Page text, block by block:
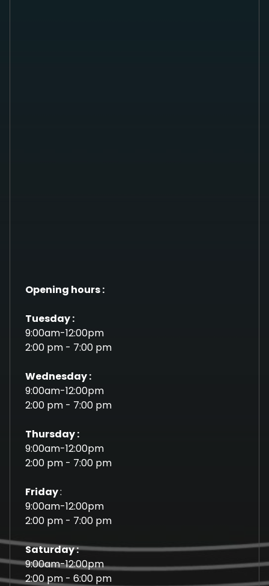
Opening hours :
Tuesday :
9:00am-12:00pm
2:00 pm - 7:00 pm
Wednesday :
9:00am-12:00pm
2:00 pm - 7:00 pm
Thursday :
9:00am-12:00pm
2:00 pm - 7:00 pm
Friday:
9:00am-12:00pm
2:00 pm - 7:00 pm
Saturday :
9:00am-12:00pm
2:00 pm - 6:00 pm